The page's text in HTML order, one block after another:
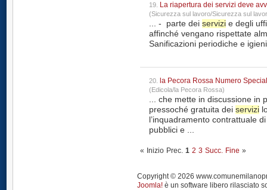
19. La riapertura dei servizi deve
(Sicurezza sul lavoro/Sicurezza sul
... - parte dei servizi e degli uffici
affinché vengano rispettate
Sanificazioni periodiche e
20. la Pecora Rossa Numero
(Edicola/la Pecora Rossa)
... che mette in discussione in
pressoché gratuita dei servizi
l’inquadramento contrattuale
pubblici e ...
« Inizio Prec. 1 2 3 Succ. Fine »
Copyright © 2026
Joomla! è un software libero rilasciato